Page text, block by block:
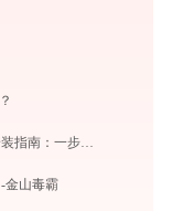
HP Color LaserJet 1600打印机驱动下载与安装指南：一步步教您操作
金山毒霸